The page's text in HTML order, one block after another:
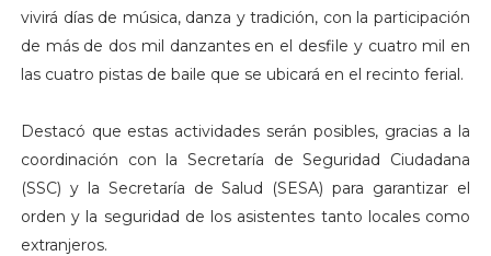
vivirá días de música, danza y tradición, con la participación
de más de dos mil danzantes en el desfile y cuatro mil en
las cuatro pistas de baile que se ubicará en el recinto ferial.
Destacó que estas actividades serán posibles, gracias a la
coordinación con la Secretaría de Seguridad Ciudadana
(SSC) y la Secretaría de Salud (SESA) para garantizar el
orden y la seguridad de los asistentes tanto locales como
extranjeros.